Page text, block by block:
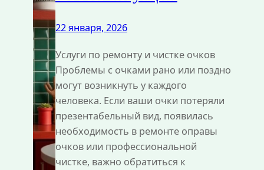
22 января, 2026
Услуги по ремонту и чистке очков
Проблемы с очками рано или поздно
могут возникнуть у каждого
человека. Если ваши очки потеряли
презентабельный вид, появилась
необходимость в ремонте оправы
очков или профессиональной
чистке, важно обратиться к